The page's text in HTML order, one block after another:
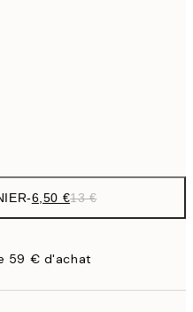
-6,50 €13 €
59 € d'achat